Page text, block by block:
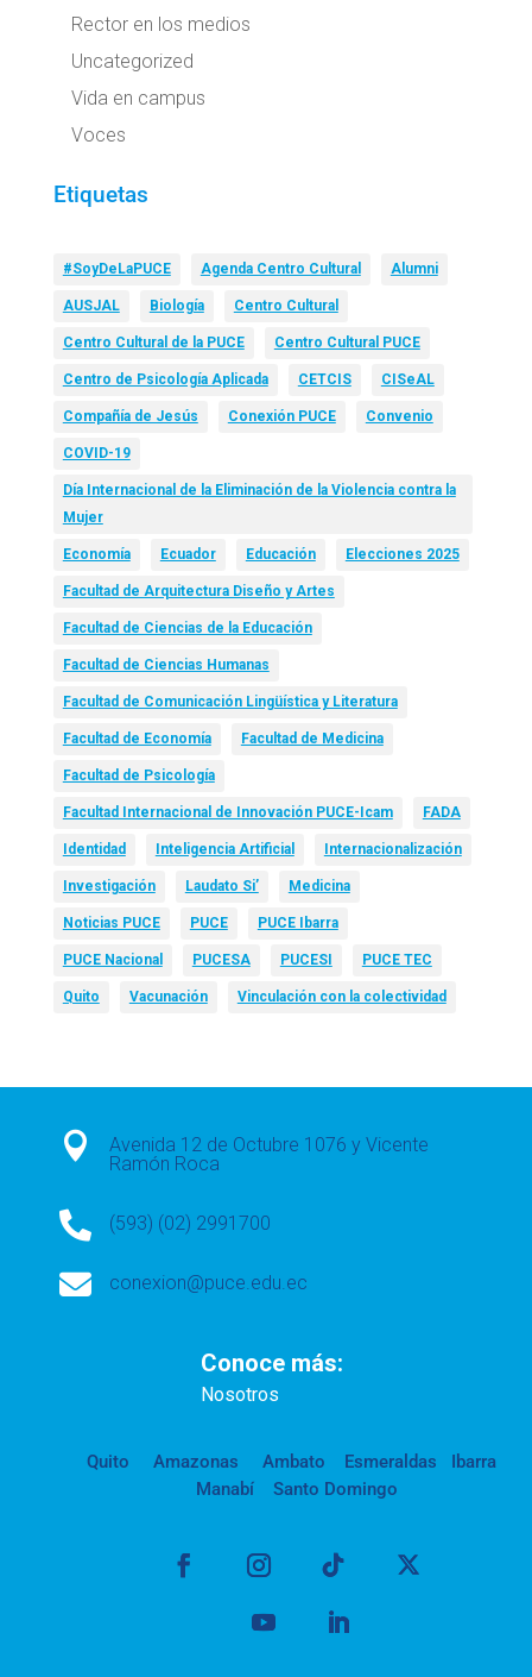
Rector en los medios
Uncategorized
Vida en campus
Voces
Etiquetas
#SoyDeLaPUCE Agenda Centro Cultural Alumni
AUSJAL Biología Centro Cultural
Centro Cultural de la PUCE Centro Cultural PUCE
Centro de Psicología Aplicada CETCIS CISeAL
Compañía de Jesús Conexión PUCE Convenio
COVID-19
Día Internacional de la Eliminación de la Violencia contra la
Mujer
Economía Ecuador Educación Elecciones 2025
Facultad de Arquitectura Diseño y Artes
Facultad de Ciencias de la Educación
Facultad de Ciencias Humanas
Facultad de Comunicación Lingüística y Literatura
Facultad de Economía Facultad de Medicina
Facultad de Psicología
Facultad Internacional de Innovación PUCE-Icam FADA
Identidad Inteligencia Artificial Internacionalización
Investigación Laudato Si’ Medicina
Noticias PUCE PUCE PUCE Ibarra
PUCE Nacional PUCESA PUCESI PUCE TEC
Quito Vacunación Vinculación con la colectividad

Avenida 12 de Octubre 1076 y Vicente
Ramón Roca
 (593) (02) 2991700
 conexion@puce.edu.ec
Conoce más:
Nosotros
Quito Amazonas Ambato Esmeraldas
Ibarra
Manabí
Santo Domingo